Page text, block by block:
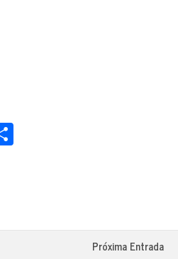
rti
Próxima Entrada